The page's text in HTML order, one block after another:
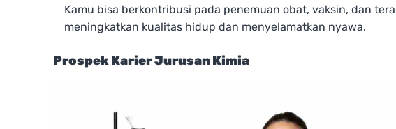
Kamu bisa berkontribusi pada penemuan obat, vaksin, dan
meningkatkan kualitas hidup dan menyelamatkan nyawa.
Prospek Karier Jurusan Kimia